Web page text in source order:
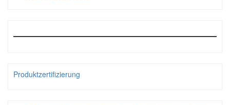
Produktzertifizierung